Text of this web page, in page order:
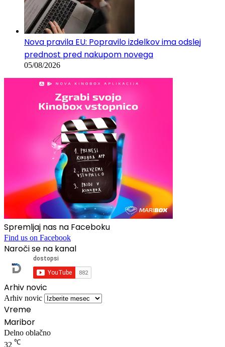
Nova pravila EU: Popravilo izdelkov ima odslej
prednost pred nakupom novega
Spremljaj nas na Faceboku
Find us on Facebook
Naroči se na kanal
Arhiv novic
Arhiv novic
Vreme
Maribor
Delno oblačno